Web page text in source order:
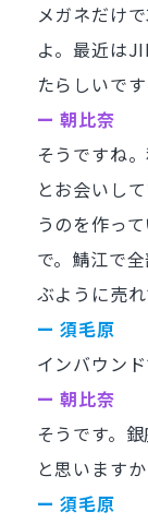
メガネだけ
よ。最近は
たらしいです
ー 朝比奈
そうですね
とお会いし
うのを作っ
で。鯖江で
ぶように売
ー 須毛原
インバウン
ー 朝比奈
そうです。
と思いますか
ー 須毛原